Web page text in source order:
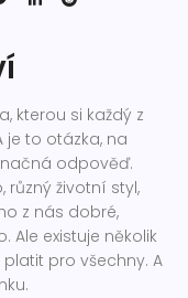
kterou si každý z
je to otázka, na
odpověď.
různý životní styl,
z nás dobré,
existuje několik
pro všechny. A